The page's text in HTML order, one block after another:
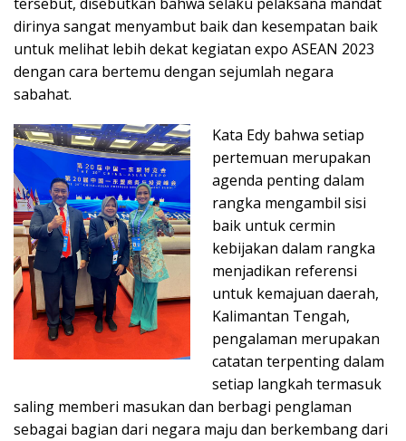
dirinya sangat menyambut baik dan kesempatan baik
untuk melihat lebih dekat kegiatan expo ASEAN 2023
dengan cara bertemu dengan sejumlah negara
sabahat.
Kata Edy bahwa setiap
pertemuan merupakan
agenda penting dalam
rangka mengambil sisi
baik untuk cermin
kebijakan dalam rangka
menjadikan referensi
untuk kemajuan daerah,
Kalimantan Tengah,
pengalaman merupakan
catatan terpenting dalam
setiap langkah termasuk
saling memberi masukan dan berbagi penglaman
sebagai bagian dari negara maju dan berkembang dari